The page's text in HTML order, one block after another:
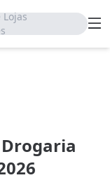
Lojas